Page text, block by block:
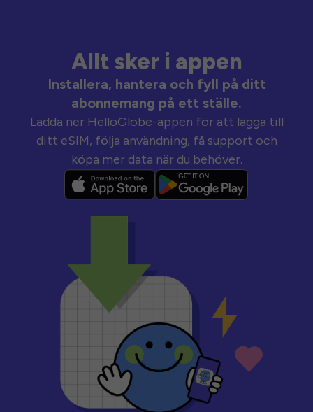
Allt sker i appen
Installera, hantera och fyll på ditt
abonnemang på ett ställe.
Ladda ner HelloGlobe-appen för att lägga till
ditt eSIM, följa användning, få support och
köpa mer data när du behöver.